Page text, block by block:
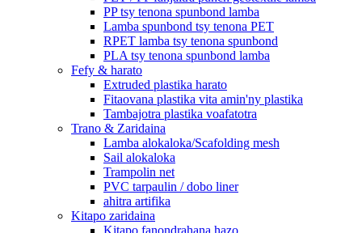
PP tsy tenona spunbond lamba
Lamba spunbond tsy tenona PET
RPET lamba tsy tenona spunbond
PLA tsy tenona spunbond lamba
Fefy & harato
Extruded plastika harato
Fitaovana plastika vita amin'ny plastika
Tambajotra plastika voafatotra
Trano & Zaridaina
Lamba alokaloka/Scafolding mesh
Sail alokaloka
Trampolin net
PVC tarpaulin / dobo liner
ahitra artifika
Kitapo zaridaina
Kitapo fanondrahana hazo